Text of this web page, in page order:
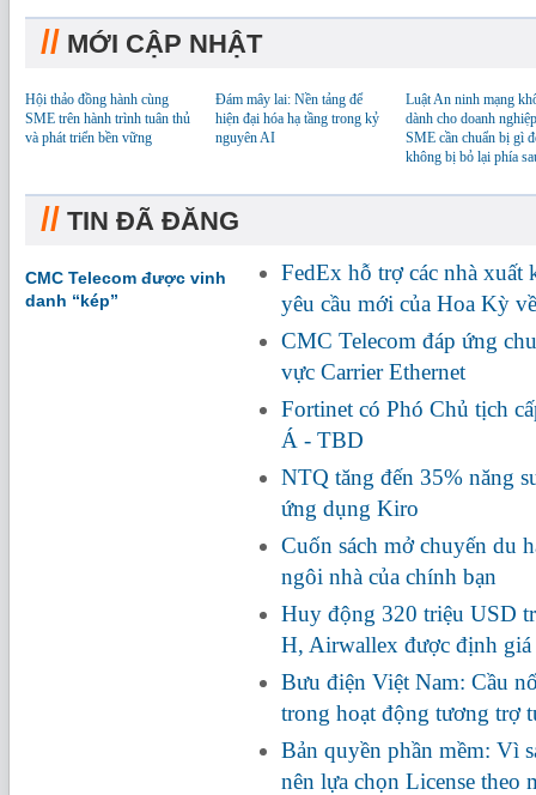
// MỚI CẬP NHẬT
Hội thảo đồng hành cùng
SME trên hành trình tuân thủ
và phát triển bền vững
Đám mây lai: Nền tảng để
hiện đại hóa hạ tầng trong kỷ
nguyên AI
Luật An ninh mạng
dành cho doanh
SME cần chuẩn bị gì
không bị bỏ lại phía
// TIN ĐÃ ĐĂNG
CMC Telecom được vinh
danh “kép”
FedEx hỗ trợ các nhà xuất
yêu cầu mới của Hoa Kỳ
CMC Telecom đáp ứng
vực Carrier Ethernet
Fortinet có Phó Chủ tịch
Á - TBD
NTQ tăng đến 35% năng
ứng dụng Kiro
Cuốn sách mở chuyến du
ngôi nhà của chính bạn
Huy động 320 triệu USD
H, Airwallex được định
Bưu điện Việt Nam: Cầu
trong hoạt động tương trợ
Bản quyền phần mềm: Vì
nên lựa chọn License theo